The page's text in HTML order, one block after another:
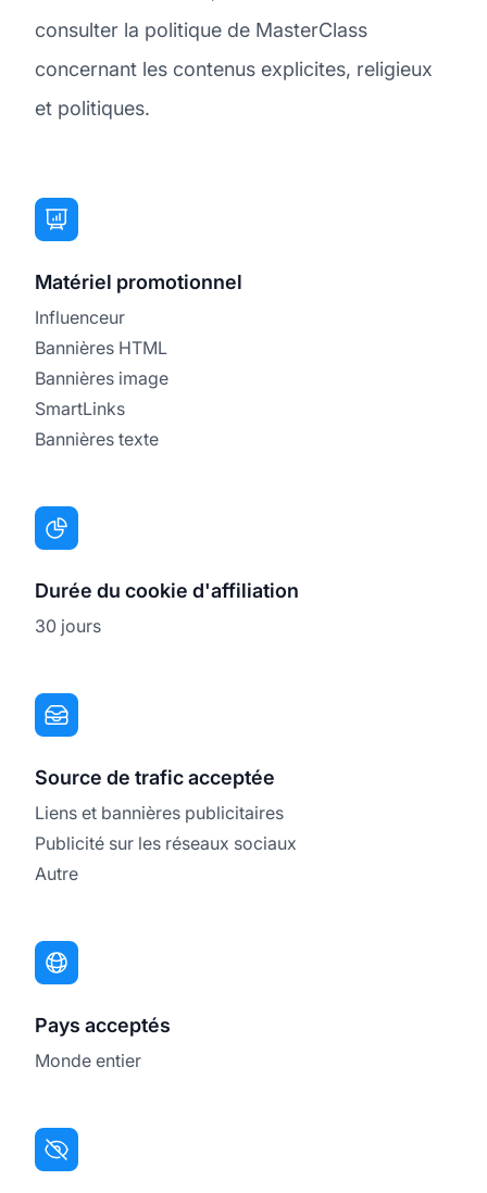
consulter la politique de MasterClass
concernant les contenus explicites, religieux
et politiques.
Matériel promotionnel
Influenceur
Bannières HTML
Bannières image
SmartLinks
Bannières texte
Durée du cookie d'affiliation
30 jours
Source de trafic acceptée
Liens et bannières publicitaires
Publicité sur les réseaux sociaux
Autre
Pays acceptés
Monde entier